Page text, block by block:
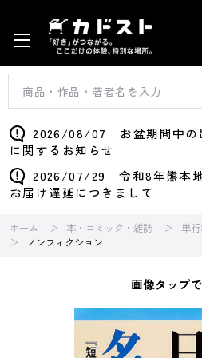
2026/08/07 お盆期間中の
に関するお知らせ
2026/07/29 令和8年熊本
お届け遅延につきまして
ホーム 本・コミック・雑誌 単
ノンフィクション
画像タップ